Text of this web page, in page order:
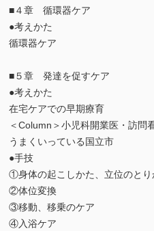
■４章 循環器ケア
●考えかた
循環器ケア
■５章 発達を促すケア
●考えかた
在宅ケアでの早期療育
＜Column＞小児科開業医・訪問
うまくいっている国立市
●手技
①身体の起こしかた、立位のとり
②体位変換
③移動、移乗のケア
④入浴ケア